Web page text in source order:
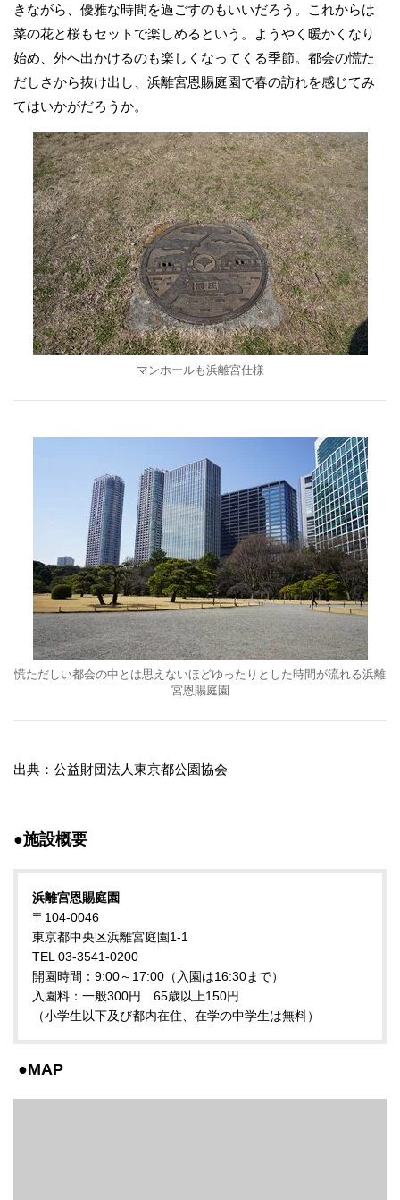
きながら、優雅な時間を過ごすのもいいだろう。これからは
菜の花と桜もセットで楽しめるという。ようやく暖かくなり
始め、外へ出かけるのも楽しくなってくる季節。都会の慌た
だしさから抜け出し、浜離宮恩賜庭園で春の訪れを感じてみ
てはいかがだろうか。
マンホールも浜離宮仕様
慌ただしい都会の中とは思えないほどゆったりとした時間が流れる浜離
宮恩賜庭園
出典：公益財団法人東京都公園協会
●施設概要
浜離宮恩賜庭園
〒104-0046
東京都中央区浜離宮庭園1-1
TEL 03-3541-0200
開園時間：9:00～17:00（入園は16:30まで）
入園料：一般300円 65歳以上150円
（小学生以下及び都内在住、在学の中学生は無料）
●MAP